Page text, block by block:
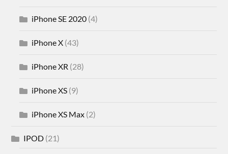
iPhone SE 2020 (4)
iPhone X (43)
iPhone XR (28)
iPhone XS (9)
iPhone XS Max (2)
IPOD (21)